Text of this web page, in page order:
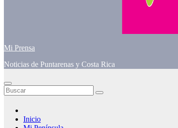
Mi Prensa
Noticias de Puntarenas y Costa Rica
Inicio